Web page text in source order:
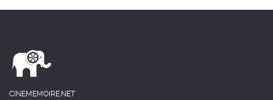
CINEMEMOIRE.NET